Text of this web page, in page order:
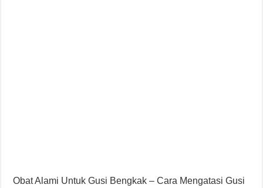
Obat Alami Untuk Gusi Bengkak – Cara Mengatasi Gusi